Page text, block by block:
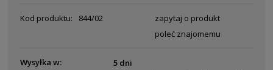
Kod produktu: 844/02
zapytaj o produkt
poleć znajomemu
Wysyłka w:
5 dni